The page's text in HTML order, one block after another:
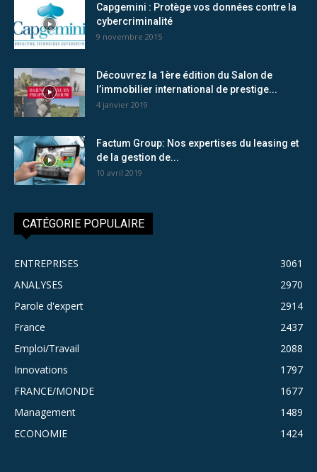
Capgemini : Protège vos données contre la
cybercriminalité
9 novembre 2015
Découvrez la 1ère édition du Salon de
l’immobilier international de prestige...
4 janvier 2019
Factum Group: Nos expertises du leasing et
de la gestion de...
10 avril 2019
CATÉGORIE POPULAIRE
ENTREPRISES
3061
ANALYSES
2970
Parole d'expert
2914
France
2437
Emploi/Travail
2088
Innovations
1797
FRANCE/MONDE
1677
Management
1489
ECONOMIE
1424